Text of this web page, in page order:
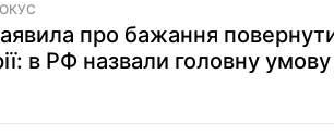
про бажання
в РФ назвали головну